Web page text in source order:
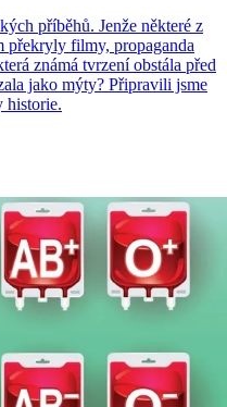
příběhů. Jenže některé z
překryly filmy, propaganda
známá tvrzení obstála před
jako mýty? Připravili jsme
historie.